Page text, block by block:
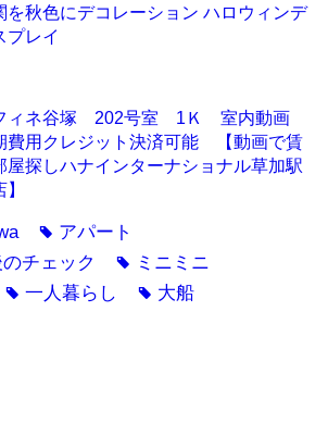
を秋色にデコレーション ハロウィンデ
プレイ
ィネ谷塚 202号室 1Ｋ 室内動画
費用クレジット決済可能 【動画で賃
屋探しハナインターナショナル草加駅
tag アパート
チェック tag ミニミニ
tag一人暮らし tag 大船